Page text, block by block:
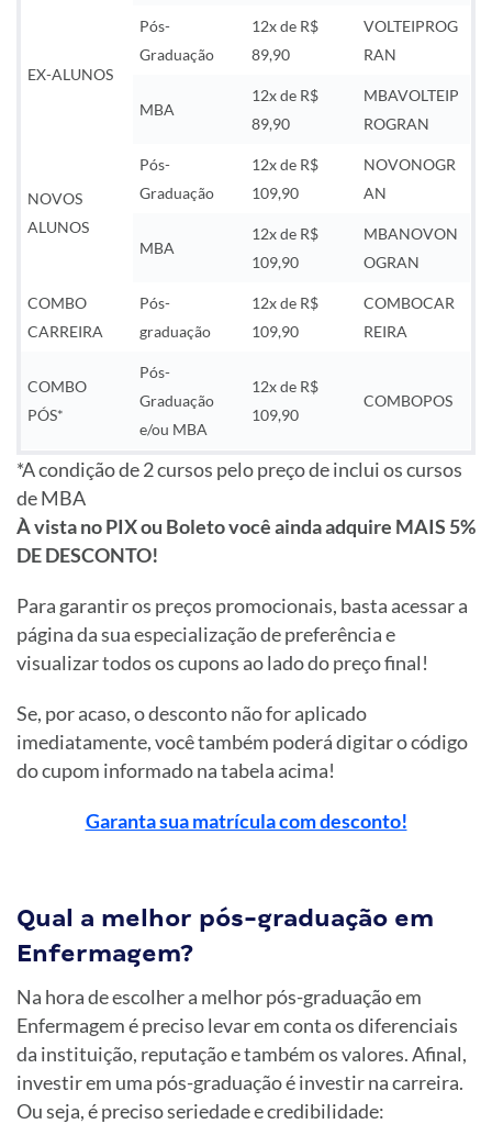
EX-ALUNOS
Pós-
Graduação
12x de R$
89,90
VOLTEIPROG
RAN
MBA
12x de R$
89,90
MBAVOLTEIP
ROGRAN
NOVOS
ALUNOS
Pós-
Graduação
12x de R$
109,90
NOVONOGR
AN
MBA
12x de R$
109,90
MBANOVON
OGRAN
COMBO
CARREIRA
Pós-
graduação
12x de R$
109,90
COMBOCAR
REIRA
COMBO
PÓS*
Pós-
Graduação
e/ou MBA
12x de R$
109,90
COMBOPOS
*A condição de 2 cursos pelo preço de inclui os cursos
de MBA
À vista no PIX ou Boleto você ainda adquire MAIS 5%
DE DESCONTO!
Para garantir os preços promocionais, basta acessar a
página da sua especialização de preferência e
visualizar todos os cupons ao lado do preço final!
Se, por acaso, o desconto não for aplicado
imediatamente, você também poderá digitar o código
do cupom informado na tabela acima!
Garanta sua matrícula com desconto!
Qual a melhor pós-graduação em
Enfermagem?
Na hora de escolher a melhor pós-graduação em
Enfermagem é preciso levar em conta os diferenciais
da instituição, reputação e também os valores. Afinal,
investir em uma pós-graduação é investir na carreira.
Ou seja, é preciso seriedade e credibilidade: